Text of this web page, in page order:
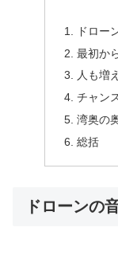
ドロー
最初か
人も増
チャン
湾奥の
総括
ドローンの